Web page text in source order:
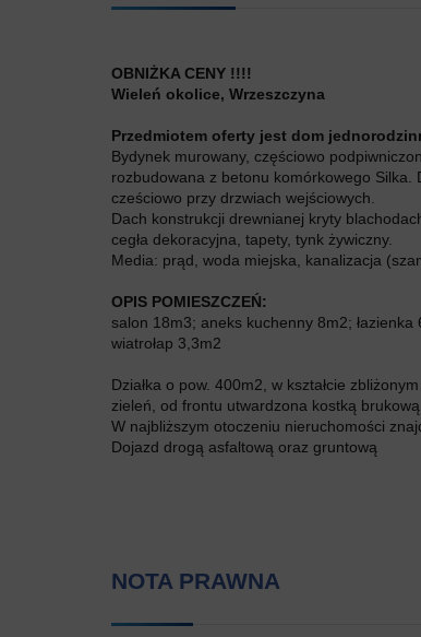
OBNIŻKA CENY !!!!
Wieleń okolice, Wrzeszczyna
Przedmiotem oferty jest dom
Bydynek murowany, częściowo
rozbudowana z betonu komórkowego Silka.
cześciowo przy drzwiach wejściowych.
Dach konstrukcji drewnianej kryty
cegła dekoracyjna, tapety, tynk żywiczny.
Media: prąd, woda miejska, kanalizacja
OPIS POMIESZCZEŃ:
salon 18m3; aneks kuchenny 8m2;
wiatrołap 3,3m2
Działka o pow. 400m2, w kształcie
zieleń, od frontu utwardzona kostką brukową.
W najbliższym otoczeniu nieruchomości
Dojazd drogą asfaltową oraz gruntową
NOTA PRAWNA